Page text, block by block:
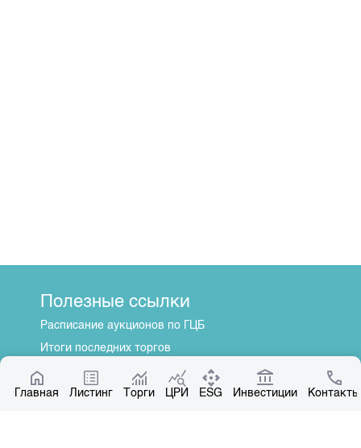
Главная Листинг Торги ЦРИ ESG Инвестиции Контакты
Полезные ссылки
Расписание аукционов по ГЦБ
Итоги последних торгов
Котировки по ЦБ
Центр раскрытия информации